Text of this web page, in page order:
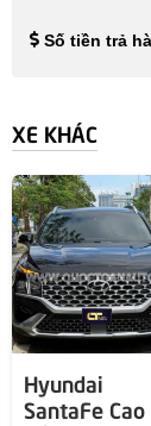
Số tiền trả
XE KHÁC
Hyundai
SantaFe Cao